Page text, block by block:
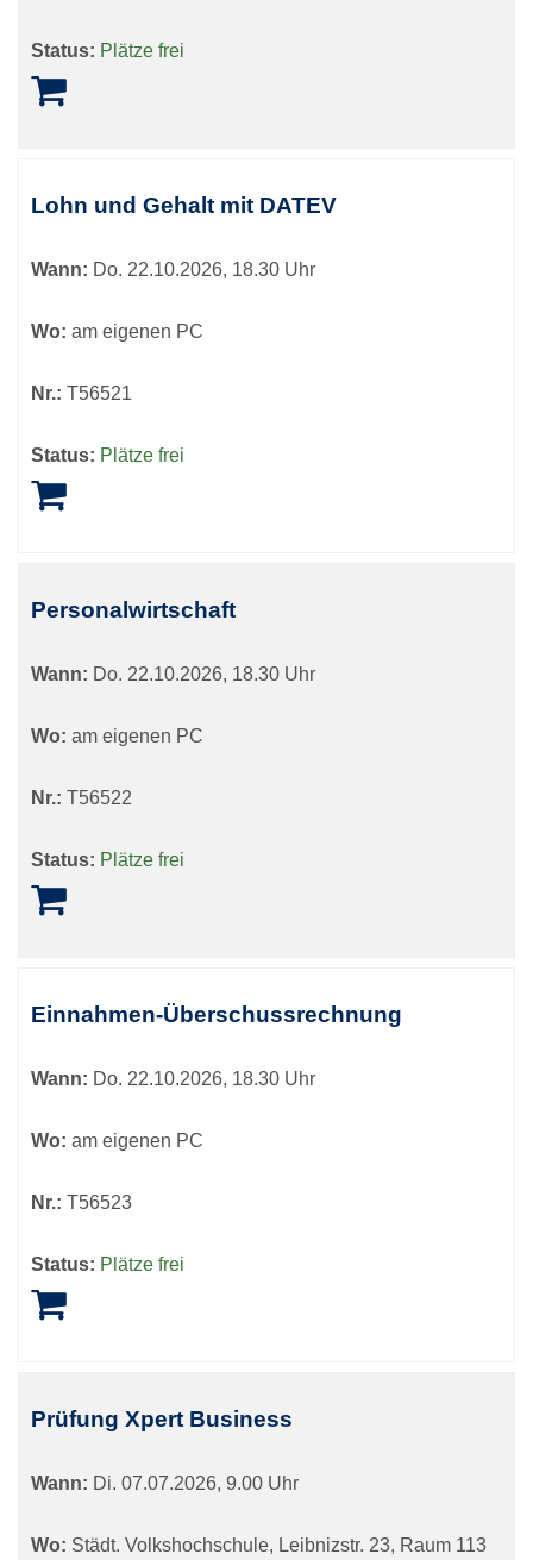
Status: Plätze frei
Lohn und Gehalt mit DATEV
Wann: Do. 22.10.2026, 18.30 Uhr
Wo: am eigenen PC
Nr.: T56521
Status: Plätze frei
Personalwirtschaft
Wann: Do. 22.10.2026, 18.30 Uhr
Wo: am eigenen PC
Nr.: T56522
Status: Plätze frei
Einnahmen-Überschussrechnung
Wann: Do. 22.10.2026, 18.30 Uhr
Wo: am eigenen PC
Nr.: T56523
Status: Plätze frei
Prüfung Xpert Business
Wann: Di. 07.07.2026, 9.00 Uhr
Wo: Städt. Volkshochschule, Leibnizstr. 23, Raum 113